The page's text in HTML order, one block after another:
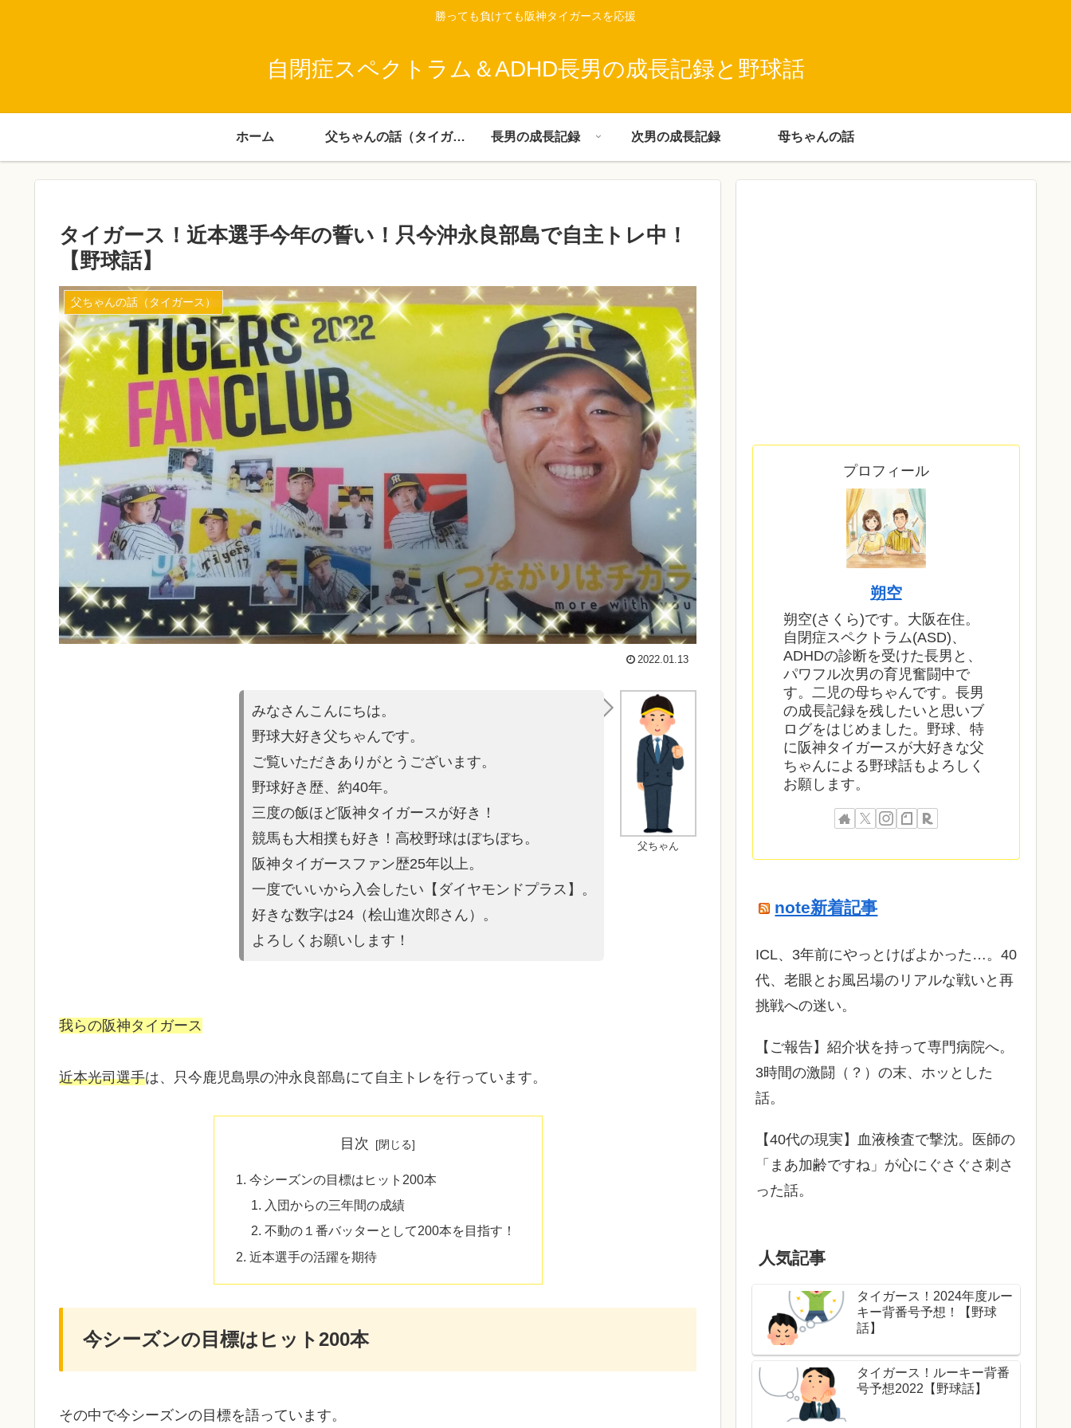
勝っても負けても阪神タイガースを応援
自閉症スペクトラム＆ADHD長男の成長記録と野球話
ホーム 父ちゃんの話（タイガース） 長男の成長記録 次男の成長記録 母ちゃんの話
タイガース！近本選手今年の誓い！只今沖永良部島で自主トレ中！
【野球話】
父ちゃんの話（タイガース）
2022.01.13
父ちゃん
みなさんこんにちは。
野球大好き父ちゃんです。
ご覧いただきありがとうございます。
野球好き歴、約40年。
三度の飯ほど阪神タイガースが好き！
競馬も大相撲も好き！高校野球はぼちぼち。
阪神タイガースファン歴25年以上。
一度でいいから入会したい【ダイヤモンドプラス】。
好きな数字は24（桧山進次郎さん）。
よろしくお願いします！
我らの阪神タイガース
近本光司選手は、只今鹿児島県の沖永良部島にて自主トレを行っています。
目次
今シーズンの目標はヒット200本
入団からの三年間の成績
不動の１番バッターとして200本を目指す！
近本選手の活躍を期待
今シーズンの目標はヒット200本
その中で今シーズンの目標を語っています。
プロフィール
朔空
朔空(さくら)です。大阪在住。
自閉症スペクトラム(ASD)、
ADHDの診断を受けた長男と、
パワフル次男の育児奮闘中で
す。二児の母ちゃんです。長男
の成長記録を残したいと思いブ
ログをはじめました。野球、特
に阪神タイガースが大好きな父
ちゃんによる野球話もよろしく
お願します。
note新着記事
ICL、3年前にやっとけばよかった…。40
代、老眼とお風呂場のリアルな戦いと再
挑戦への迷い。
​【ご報告】紹介状を持って専門病院へ。
3時間の激闘（？）の末、ホッとした
話。
【40代の現実】血液検査で撃沈。医師の
「まあ加齢ですね」が心にぐさぐさ刺さ
った話。
人気記事
タイガース！2024年度ルー
キー背番号予想！【野球
話】
タイガース！ルーキー背番
号予想2022【野球話】